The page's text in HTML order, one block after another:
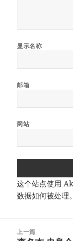
显示名称
邮箱
网站
这个站点使用
数据如何被处理。
上一篇